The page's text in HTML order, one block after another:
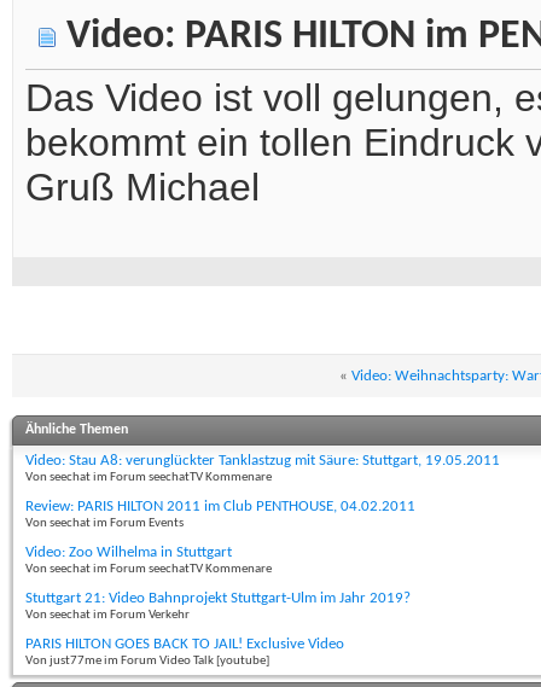
Video: PARIS HILTON im
Das Video ist voll gelungen,
bekommt ein tollen Eindruck
Gruß Michael
« Video: Weihnachtsparty:
Ähnliche Themen
Video: Stau A8: verunglückter Tanklastzug mit Säure: Stuttgart, 19.05.2011
Von seechat im Forum seechatTV Kommenare
Review: PARIS HILTON 2011 im Club PENTHOUSE, 04.02.2011
Von seechat im Forum Events
Video: Zoo Wilhelma in Stuttgart
Von seechat im Forum seechatTV Kommenare
Stuttgart 21: Video Bahnprojekt Stuttgart-Ulm im Jahr 2019?
Von seechat im Forum Verkehr
PARIS HILTON GOES BACK TO JAIL! Exclusive Video
Von just77me im Forum Video Talk [youtube]